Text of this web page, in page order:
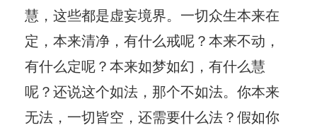
慧，这些都是虚妄境界。一切众生本来在
定，本来清净，有什么戒呢？本来不动，
有什么定呢？本来如梦如幻，有什么慧
呢？还说这个如法，那个不如法。你本来
无法，一切皆空，还需要什么法？假如你